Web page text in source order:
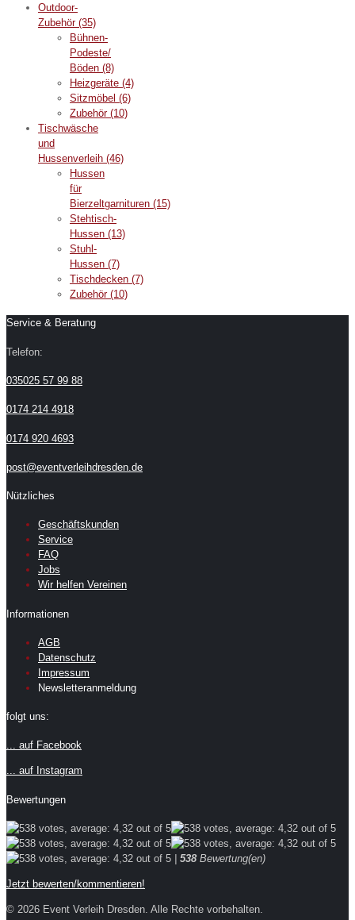
Outdoor-
Zubehör (35)
Bühnen-
Podeste/
Böden (8)
Heizgeräte (4)
Sitzmöbel (6)
Zubehör (10)
Tischwäsche
und
Hussenverleih (46)
Hussen
für
Bierzeltgarnituren (15)
Stehtisch-
Hussen (13)
Stuhl-
Hussen (7)
Tischdecken (7)
Zubehör (10)
Service & Beratung
Telefon:
035025 57 99 88
0174 214 4918
0174 920 4693
post@eventverleihdresden.de
Nützliches
Geschäftskunden
Service
FAQ
Jobs
Wir helfen Vereinen
Informationen
AGB
Datenschutz
Impressum
Newsletteranmeldung
folgt uns:
... auf Facebook
... auf Instagram
Bewertungen
538Bewertung(en)
Jetzt bewerten/kommentieren!
© 2026 Event Verleih Dresden. Alle Rechte vorbehalten.